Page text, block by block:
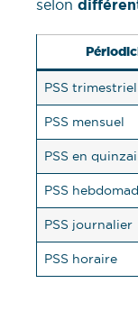
selon
PSS trimestriel
PSS mensuel
PSS en
PSS
PSS journalier
PSS horaire